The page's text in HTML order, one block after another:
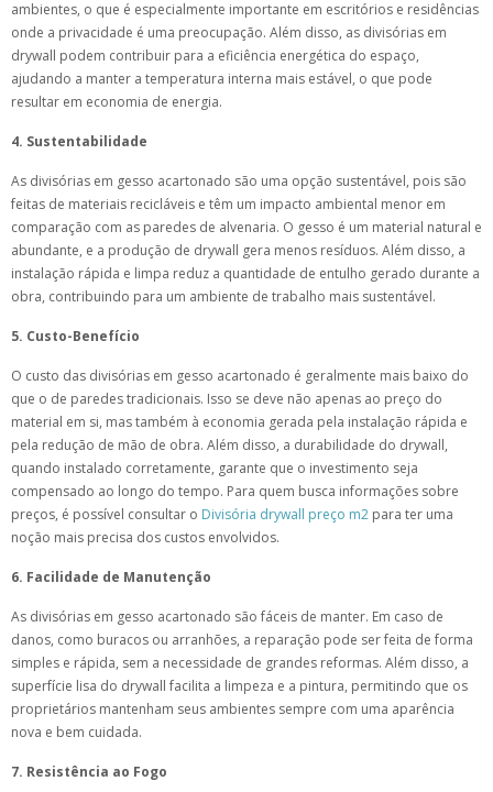
ambientes, o que é especialmente importante em escritórios e residências
onde a privacidade é uma preocupação. Além disso, as divisórias em
drywall podem contribuir para a eficiência energética do espaço,
ajudando a manter a temperatura interna mais estável, o que pode
resultar em economia de energia.
4. Sustentabilidade
As divisórias em gesso acartonado são uma opção sustentável, pois são
feitas de materiais recicláveis e têm um impacto ambiental menor em
comparação com as paredes de alvenaria. O gesso é um material natural e
abundante, e a produção de drywall gera menos resíduos. Além disso, a
instalação rápida e limpa reduz a quantidade de entulho gerado durante a
obra, contribuindo para um ambiente de trabalho mais sustentável.
5. Custo-Benefício
O custo das divisórias em gesso acartonado é geralmente mais baixo do
que o de paredes tradicionais. Isso se deve não apenas ao preço do
material em si, mas também à economia gerada pela instalação rápida e
pela redução de mão de obra. Além disso, a durabilidade do drywall,
quando instalado corretamente, garante que o investimento seja
compensado ao longo do tempo. Para quem busca informações sobre
preços, é possível consultar o Divisória drywall preço m2 para ter uma
noção mais precisa dos custos envolvidos.
6. Facilidade de Manutenção
As divisórias em gesso acartonado são fáceis de manter. Em caso de
danos, como buracos ou arranhões, a reparação pode ser feita de forma
simples e rápida, sem a necessidade de grandes reformas. Além disso, a
superfície lisa do drywall facilita a limpeza e a pintura, permitindo que os
proprietários mantenham seus ambientes sempre com uma aparência
nova e bem cuidada.
7. Resistência ao Fogo